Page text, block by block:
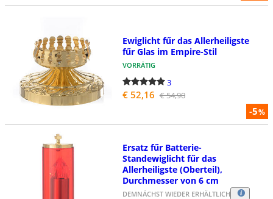
-5%
Ewiglicht fűr das Allerheiligste
fűr Glas im Empire-Stil
VORRÄTIG
3
€ 52,16 € 54,90
Ersatz fűr Batterie-
Standewiglicht fűr das
Allerheiligste (Oberteil),
Durchmesser von 6 cm
DEMNÄCHST WIEDER ERHÄLTLICH